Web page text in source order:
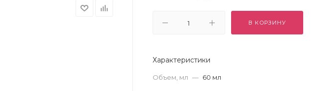
В КОРЗИНУ
Характеристики
Объем, мл — 60 мл